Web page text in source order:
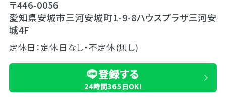
〒446-0056
愛知県安城市三河安城町1-9-8ハウスプラザ三河安
城4F
定休日：定休日なし・不定休(無し)
登録する
24時間365日OK!